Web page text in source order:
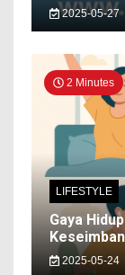
2025-05-27
2 Minutes
LIFESTYLE
Gaya
2025-05-24